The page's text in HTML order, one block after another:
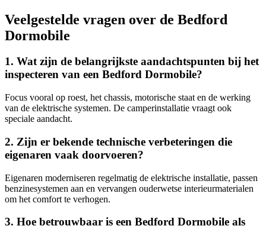
Veelgestelde vragen over de Bedford
Dormobile
1. Wat zijn de belangrijkste aandachtspunten bij het
inspecteren van een Bedford Dormobile?
Focus vooral op roest, het chassis, motorische staat en de werking
van de elektrische systemen. De camperinstallatie vraagt ook
speciale aandacht.
2. Zijn er bekende technische verbeteringen die
eigenaren vaak doorvoeren?
Eigenaren moderniseren regelmatig de elektrische installatie, passen
benzinesystemen aan en vervangen ouderwetse interieurmaterialen
om het comfort te verhogen.
3. Hoe betrouwbaar is een Bedford Dormobile als